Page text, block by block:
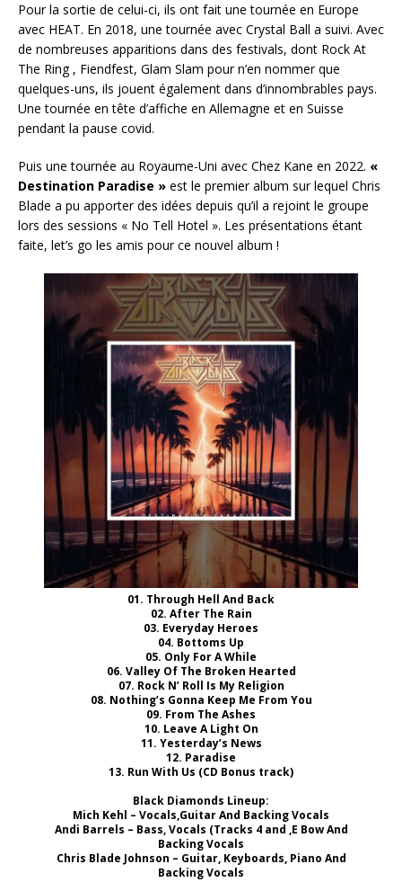
Pour la sortie de celui-ci, ils ont fait une tournée en Europe
avec HEAT. En 2018, une tournée avec Crystal Ball a suivi. Avec
de nombreuses apparitions dans des festivals, dont Rock At
The Ring , Fiendfest, Glam Slam pour n’en nommer que
quelques-uns, ils jouent également dans d’innombrables pays.
Une tournée en tête d’affiche en Allemagne et en Suisse
pendant la pause covid.
Puis une tournée au Royaume-Uni avec Chez Kane en 2022. «
Destination Paradise » est le premier album sur lequel Chris
Blade a pu apporter des idées depuis qu’il a rejoint le groupe
lors des sessions « No Tell Hotel ». Les présentations étant
faite, let’s go les amis pour ce nouvel album !
01. Through Hell And Back
02. After The Rain
03. Everyday Heroes
04. Bottoms Up
05. Only For A While
06. Valley Of The Broken Hearted
07. Rock N’ Roll Is My Religion
08. Nothing’s Gonna Keep Me From You
09. From The Ashes
10. Leave A Light On
11. Yesterday’s News
12. Paradise
13. Run With Us (CD Bonus track)
Black Diamonds Lineup:
Mich Kehl – Vocals,Guitar And Backing Vocals
Andi Barrels – Bass, Vocals (Tracks 4 and ,E Bow And
Backing Vocals
Chris Blade Johnson – Guitar, Keyboards, Piano And
Backing Vocals